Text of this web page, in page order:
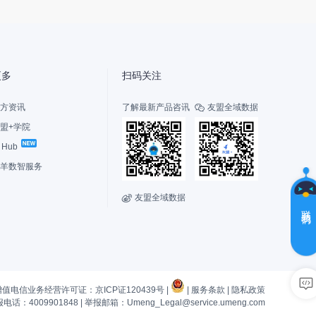
扫码关注
了解最新产品咨讯  友盟全域数据
 友盟全域数据
资讯
+学院
Hub
数智服务
值电信业务经营许可证：京ICP证120439号 | | 服务条款 | 隐私政策
电话：4009901848 | 举报邮箱：Umeng_Legal@service.umeng.com
您
的
户